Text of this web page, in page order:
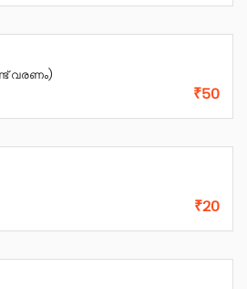
വരണം)
₹50
₹20